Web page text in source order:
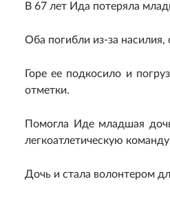
В 67 лет Ида потеряла
Оба погибли из-за насилия,
Горе ее подкосило и
отметки.
Помогла Иде младшая
легкоатлетическую
Дочь и стала волонтером